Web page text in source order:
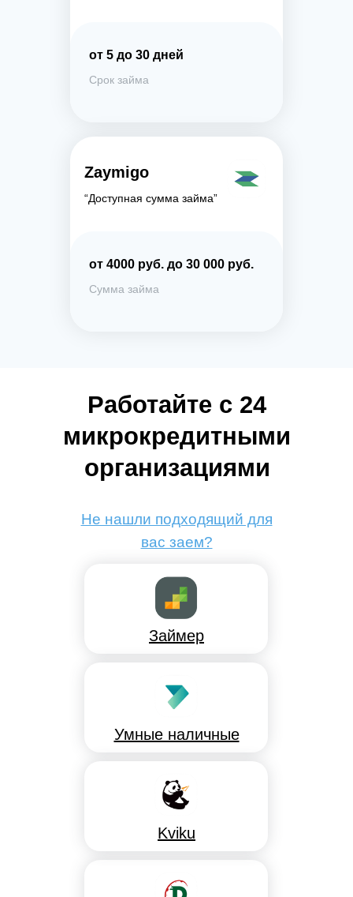
Zaymigo
“Доступная сумма займа”
от 4000 руб. до 30 000 руб.
от 5 до 30 дней
Срок займа
Сумма займа
Работайте с 24
микрокредитными
организациями
Не нашли подходящий для
вас заем?
Займер
Умные наличные
Kviku